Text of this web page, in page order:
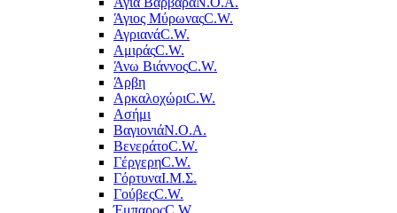
Άγιος ΜύρωναςC.W.
ΑγριανάC.W.
ΑμιράςC.W.
Άνω ΒιάννοςC.W.
Άρβη
ΑρκαλοχώριC.W.
Ασήμι
ΒαγιονιάΝ.Ο.Α.
ΒενεράτοC.W.
ΓέργερηC.W.
ΓόρτυναΙ.Μ.Σ.
ΓούβεςC.W.
ΈμπαροςC.W.